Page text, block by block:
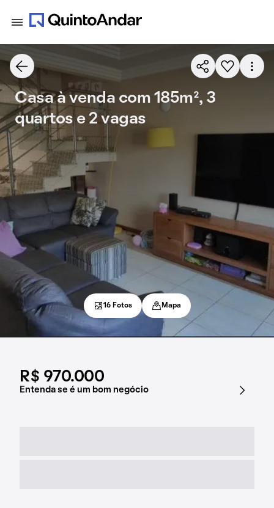
R$ 970.000
Entenda se é um bom negócio
Casa à venda com 185m², 3
quartos e 2 vagas
16 Fotos Mapa